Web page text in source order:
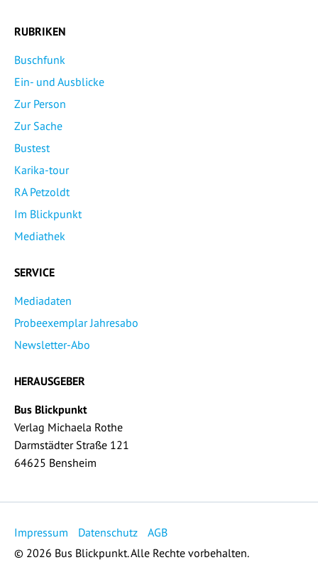
RUBRIKEN
Buschfunk
Ein- und Ausblicke
Zur Person
Zur Sache
Bustest
Karika-tour
RA Petzoldt
Im Blickpunkt
Mediathek
SERVICE
Mediadaten
Probeexemplar Jahresabo
Newsletter-Abo
HERAUSGEBER
Bus Blickpunkt
Verlag Michaela Rothe
Darmstädter Straße 121
64625 Bensheim
Impressum Datenschutz
AGB
© 2026 Bus Blickpunkt. Alle Rechte vorbehalten.